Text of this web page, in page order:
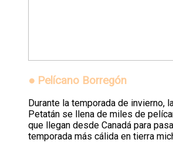
● Pelícano Borregón
Durante la temporada de invierno,
Petatán se llena de miles de
que llegan desde Canadá para
temporada más cálida en tierra